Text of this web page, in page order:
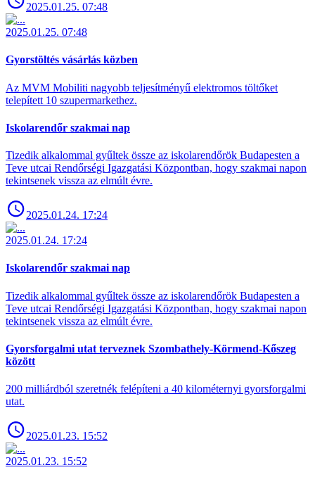
2025.01.25. 07:48
2025.01.25. 07:48
Gyorstöltés vásárlás közben
Az MVM Mobiliti nagyobb teljesítményű elektromos töltőket
telepített 10 szupermarkethez.
Iskolarendőr szakmai nap
Tizedik alkalommal gyűltek össze az iskolarendőrök Budapesten a
Teve utcai Rendőrségi Igazgatási Központban, hogy szakmai napon
tekintsenek vissza az elmúlt évre.
2025.01.24. 17:24
2025.01.24. 17:24
Iskolarendőr szakmai nap
Tizedik alkalommal gyűltek össze az iskolarendőrök Budapesten a
Teve utcai Rendőrségi Igazgatási Központban, hogy szakmai napon
tekintsenek vissza az elmúlt évre.
Gyorsforgalmi utat terveznek Szombathely-Körmend-Kőszeg
között
200 milliárdból szeretnék felépíteni a 40 kilométernyi gyorsforgalmi
utat.
2025.01.23. 15:52
2025.01.23. 15:52